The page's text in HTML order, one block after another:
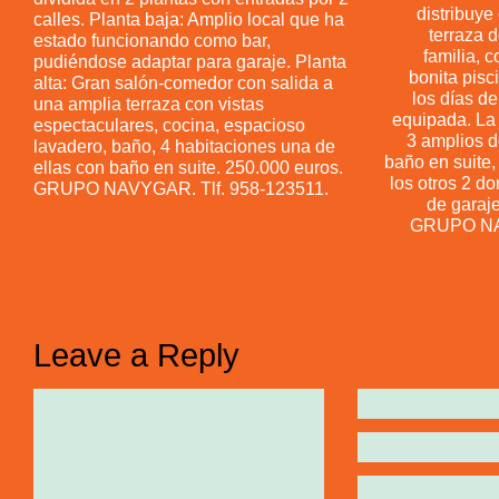
calles. Planta baja: Amplio local que ha
estado funcionando como bar,
pudiéndose adaptar para garaje. Planta
alta: Gran salón-comedor con salida a
una amplia terraza con vistas
espectaculares, cocina, espacioso
lavadero, baño, 4 habitaciones una de
ellas con baño en suite. 250.000 euros.
GRUPO NAVYGAR. Tlf. 958-123511.
distribuye
terraza
familia,
bonita
los días
equipada.
3 amplios
baño en
los otros 2
de
GRUPO
Leave a Reply